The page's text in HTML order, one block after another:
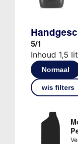
5/1
Inhoud 1,5
Normaal
wis filters